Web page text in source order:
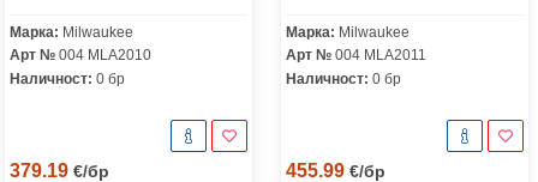
M12 FID-202X
Марка: Milwaukee
Арт № 004 MLA2010
Наличност: 0 бр
379.19 €/бр
402X
Марка: Milwaukee
Арт № 004 MLA2011
Наличност: 0 бр
455.99 €/бр